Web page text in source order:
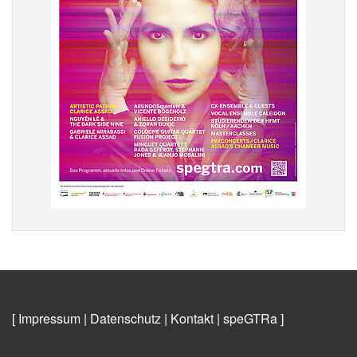
[ Impressum | Datenschutz | Kontakt | speGTRa]